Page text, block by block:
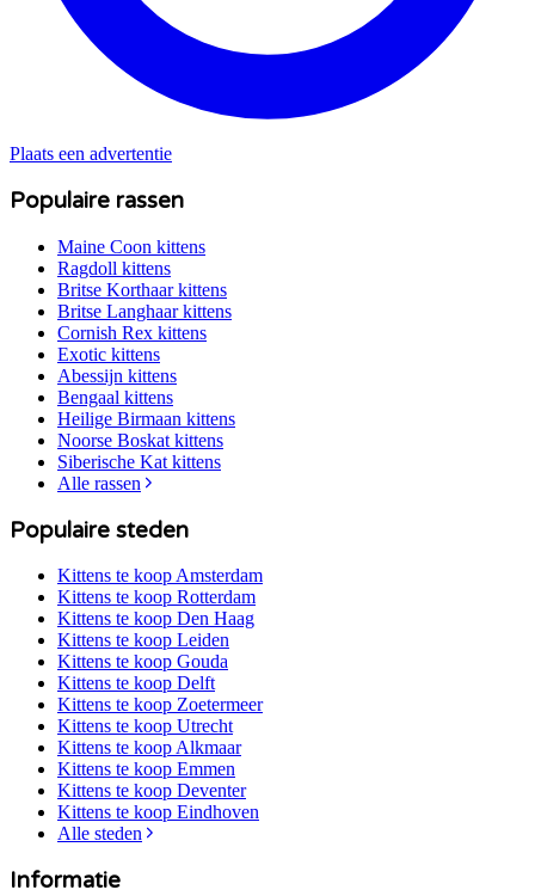
Plaats een advertentie
Populaire rassen
Maine Coon kittens
Ragdoll kittens
Britse Korthaarkittens
Britse Langhaarkittens
Cornish Rex kittens
Exotic kittens
Abessijn kittens
Bengaal kittens
Heilige Birmaan kittens
Noorse Boskat kittens
Siberische Kat kittens
Alle rassen
Populaire steden
Kittens te koop Amsterdam
Kittens te koop Rotterdam
Kittens te koop Den Haag
Kittens te koop Leiden
Kittens te koop Gouda
Kittens te koop Delft
Kittens te koop Zoetermeer
Kittens te koop Utrecht
Kittens te koop Alkmaar
Kittens te koop Emmen
Kittens te koop Deventer
Kittens te koop Eindhoven
Alle steden
Informatie